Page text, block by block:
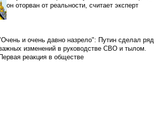
он оторван от реальности, считает эксперт
и очень давно назрело": Путин сделал ряд
изменений в руководстве СВО и тылом.
реакция в обществе